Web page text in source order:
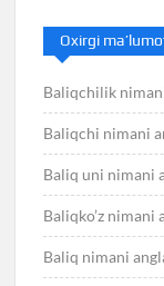
Oxirgi
Baliqchilik
Baliqchi nimani
Baliq uni nimani
Baliqko’z
Baliq nimani